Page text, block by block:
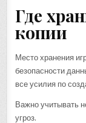
Где
копии
Место хранения
безопасности
все усилия по
Важно учитывать
угроз.